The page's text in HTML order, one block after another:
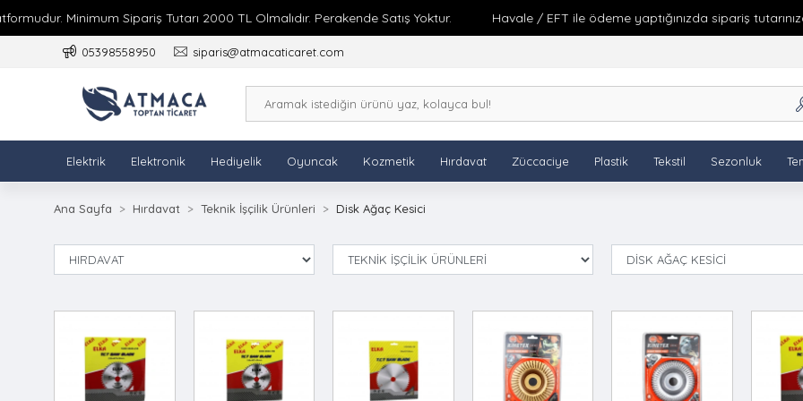
Minimum Sipariş Tutarı 2000 TL Olmalıdır. Perakende Satış Yoktur. Havale / EFT ile ödeme yaptığınızda sipariş
05398558950 siparis@atmacaticaret.com
Elektrik Elektronik Hediyelik Oyuncak Kozmetik Hırdavat Züccaciye Plastik Tekstil Sezonluk
Ana Sayfa Hırdavat Teknik İşçilik Ürünleri Disk Ağaç Kesici